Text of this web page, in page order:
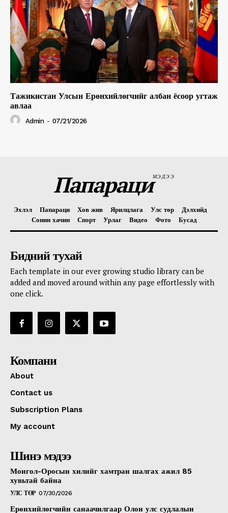
Тажикистан Улсын Ерөнхийлөгчийг албан ёсоор угтаж
авлаа
Admin - 07/21/2026
ПапарациМЭДЭЭ
Эхлэл Папараци Хов жив Ярилцлага Улс төр
Дэлхийд
Сонин хачин
Спорт Урлаг Видео Фото Бусад
Бидний тухай
Each template in our ever growing studio library can be
added and moved around within any page effortlessly with
one click.
Компани
About
Contact us
Subscription Plans
My account
Шинэ мэдээ
Монгол-Оросын хилийг хамтран шалгах ажил 85
хувьтай байна
УЛС ТӨР 07/30/2026
Ерөнхийлөгчийн санаачилгаар Олон улс судлалын